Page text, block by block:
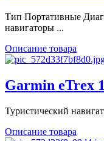
Тип Портативные
навигаторы ...
Описание товара
Garmin eTrex
Туристический
Описание товара